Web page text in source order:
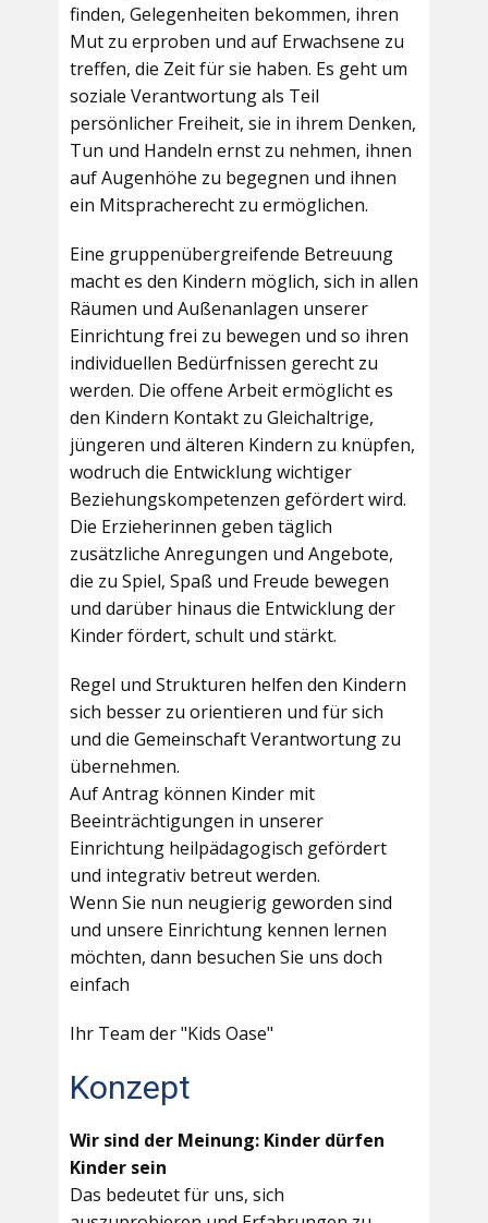
finden, Gelegenheiten bekommen, ihren
Mut zu erproben und auf Erwachsene zu
treffen, die Zeit für sie haben. Es geht um
soziale Verantwortung als Teil
persönlicher Freiheit, sie in ihrem Denken,
Tun und Handeln ernst zu nehmen, ihnen
auf Augenhöhe zu begegnen und ihnen
ein Mitspracherecht zu ermöglichen.
Eine gruppenübergreifende Betreuung
macht es den Kindern möglich, sich in allen
Räumen und Außenanlagen unserer
Einrichtung frei zu bewegen und so ihren
individuellen Bedürfnissen gerecht zu
werden. Die offene Arbeit ermöglicht es
den Kindern Kontakt zu Gleichaltrige,
jüngeren und älteren Kindern zu knüpfen,
wodruch die Entwicklung wichtiger
Beziehungskompetenzen gefördert wird.
Die Erzieherinnen geben täglich
zusätzliche Anregungen und Angebote,
die zu Spiel, Spaß und Freude bewegen
und darüber hinaus die Entwicklung der
Kinder fördert, schult und stärkt.
Regel und Strukturen helfen den Kindern
sich besser zu orientieren und für sich
und die Gemeinschaft Verantwortung zu
übernehmen.
Auf Antrag können Kinder mit
Beeinträchtigungen in unserer
Einrichtung heilpädagogisch gefördert
und integrativ betreut werden.
Wenn Sie nun neugierig geworden sind
und unsere Einrichtung kennen lernen
möchten, dann besuchen Sie uns doch
einfach
Ihr Team der "Kids Oase"
Konzept
Wir sind der Meinung: Kinder dürfen
Kinder sein
Das bedeutet für uns, sich